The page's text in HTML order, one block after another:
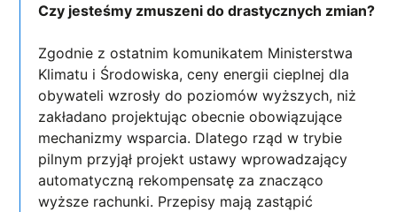
Czy jesteśmy zmuszeni do drastycznych zmian?
Zgodnie z ostatnim komunikatem Ministerstwa
Klimatu i Środowiska, ceny energii cieplnej dla
obywateli wzrosły do poziomów wyższych, niż
zakładano projektując obecnie obowiązujące
mechanizmy wsparcia. Dlatego rząd w trybie
pilnym przyjął projekt ustawy wprowadzający
automatyczną rekompensatę za znacząco
wyższe rachunki. Przepisy mają zastąpić